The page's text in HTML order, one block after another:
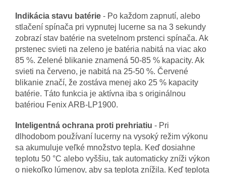
Indikácia stavu batérie - Po každom zapnutí, alebo
stlačení spínača pri vypnutej lucerne sa na 3 sekundy
zobrazí stav batérie na svetelnom prstenci spínača. Ak
prstenec svieti na zeleno je batéria nabitá na viac ako
85 %. Zelené blikanie znamená 50-85 % kapacity. Ak
svieti na červeno, je nabitá na 25-50 %. Červené
blikanie značí, že zostáva menej ako 25 % kapacity
batérie. Táto funkcia je aktívna iba s originálnou
batériou Fenix ARB-LP1900.
Inteligentná ochrana proti prehriatiu - Pri
dlhodobom používaní lucerny na vysoký režim výkonu
sa akumuluje veľké množstvo tepla. Keď dosiahne
teplotu 50 °C alebo vyššiu, tak automaticky zníži výkon
o niekoľko lúmenov, aby sa teplota znížila. Keď teplota